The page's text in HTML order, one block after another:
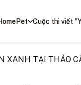
Cuộc thi viết
XANH TẠI THẢO